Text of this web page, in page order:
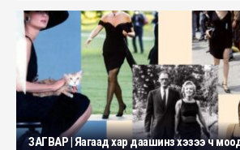
ЗАГВАР | Яагаад хар даашинз хэзээ ч